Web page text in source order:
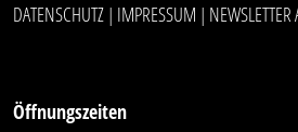
DATENSCHUTZ | IMPRESSUM |
Öffnungszeiten